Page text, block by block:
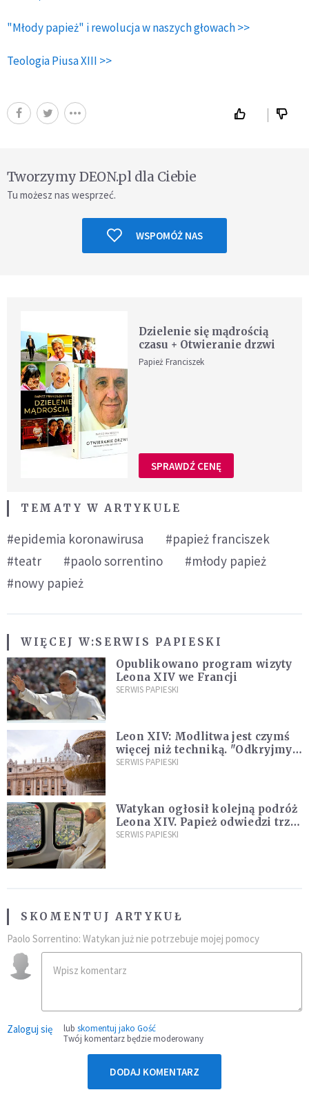
"Młody papież" i rewolucja w naszych głowach >>
Teologia Piusa XIII >>
Tworzymy DEON.pl dla Ciebie
Tu możesz nas wesprzeć.
WSPOMÓŻ NAS
Dzielenie się mądrością
czasu + Otwieranie drzwi
Papież Franciszek
SPRAWDŹ CENĘ
TEMATY W ARTYKULE
#epidemia koronawirusa
#papież franciszek
#teatr
#paolo sorrentino
#młody papież
#nowy papież
WIĘCEJ W:SERWIS PAPIESKI
Opublikowano program wizyty
Leona XIV we Francji
SERWIS PAPIESKI
Leon XIV: Modlitwa jest czymś
więcej niż techniką. "Odkryjmy
ją na nowo"
SERWIS PAPIESKI
Watykan ogłosił kolejną podróż
Leona XIV. Papież odwiedzi trzy
kraje Ameryki Południowej
SERWIS PAPIESKI
SKOMENTUJ ARTYKUŁ
Paolo Sorrentino: Watykan już nie potrzebuje mojej pomocy
Zaloguj się lub skomentuj jako Gość
Twój komentarz będzie moderowany
DODAJ KOMENTARZ